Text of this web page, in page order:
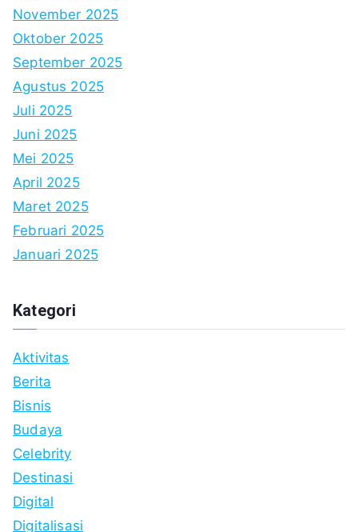
November 2025
Oktober 2025
September 2025
Agustus 2025
Juli 2025
Juni 2025
Mei 2025
April 2025
Maret 2025
Februari 2025
Januari 2025
Kategori
Aktivitas
Berita
Bisnis
Budaya
Celebrity
Destinasi
Digital
Digitalisasi